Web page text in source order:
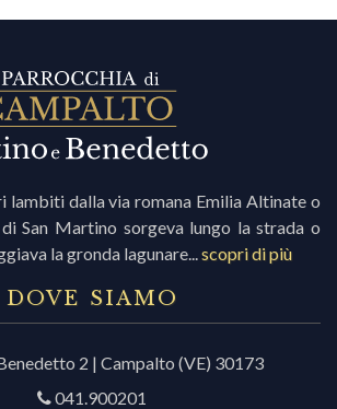
lambiti dalla via romana Emilia Altinate o
San Martino sorgeva lungo la strada o
la gronda lagunare... scopri di più
DOVE SIAMO
Benedetto 2 | Campalto (VE) 30173
041.900201